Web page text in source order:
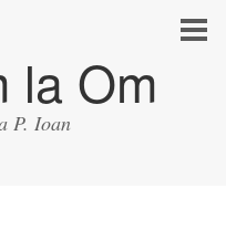
la Om
P. Ioan